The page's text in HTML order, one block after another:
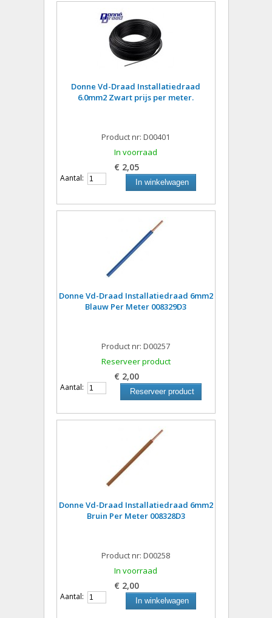
Donne Vd-Draad Installatiedraad
6.0mm2 Zwart prijs per meter.
Product nr: D00401
In voorraad
€ 2,05
Aantal: In winkelwagen
Donne Vd-Draad Installatiedraad 6mm2
Blauw Per Meter 008329D3
Product nr: D00257
Reserveer product
€ 2,00
Aantal: Reserveer product
Donne Vd-Draad Installatiedraad 6mm2
Bruin Per Meter 008328D3
Product nr: D00258
In voorraad
€ 2,00
Aantal: In winkelwagen